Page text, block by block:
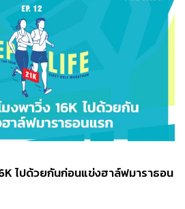
ไปด้วยกันก่อนแข่งฮาล์ฟมาราธอน